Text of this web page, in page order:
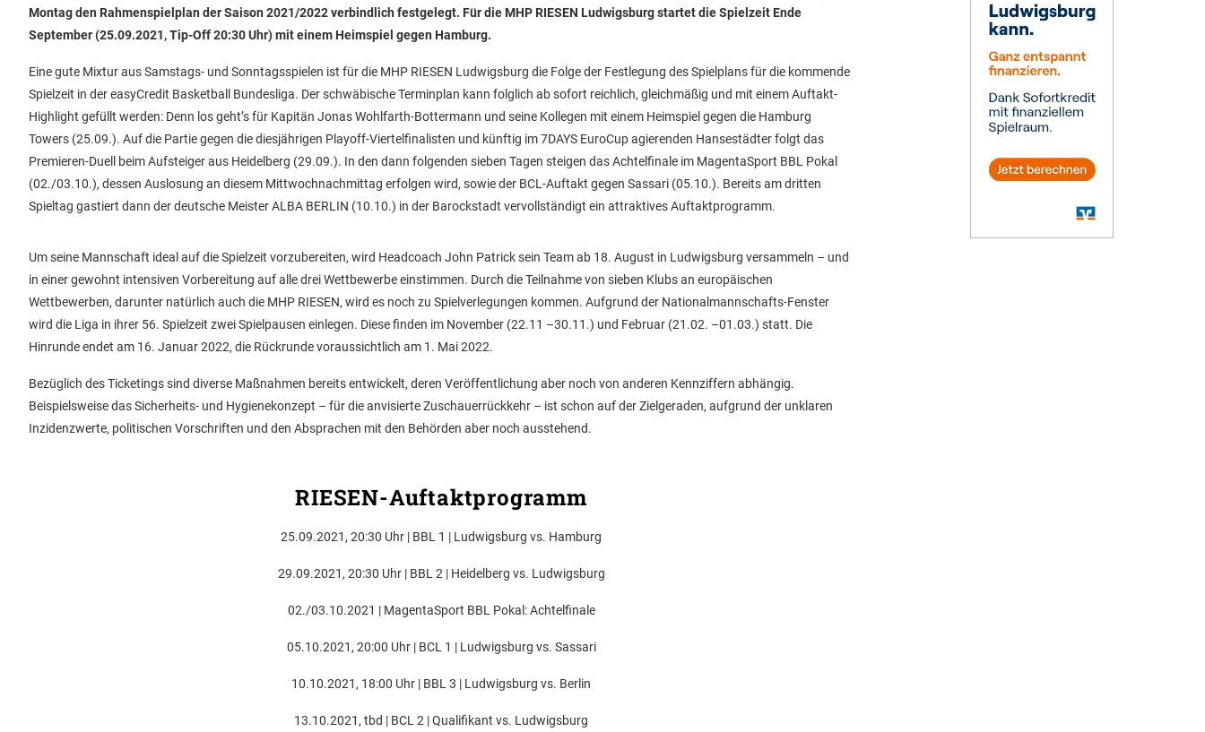
Montag den Rahmenspielplan der Saison 2021/2022 verbindlich festgelegt. Für die MHP RIESEN Ludwigsburg startet die Spielzeit Ende
September (25.09.2021, Tip-Off 20:30 Uhr) mit einem Heimspiel gegen Hamburg.
Eine gute Mixtur aus Samstags- und Sonntagsspielen ist für die MHP RIESEN Ludwigsburg die Folge der Festlegung des Spielplans für die kommende
Spielzeit in der easyCredit Basketball Bundesliga. Der schwäbische Terminplan kann folglich ab sofort reichlich, gleichmäßig und mit einem Auftakt-
Highlight gefüllt werden: Denn los geht’s für Kapitän Jonas Wohlfarth-Bottermann und seine Kollegen mit einem Heimspiel gegen die Hamburg
Towers (25.09.). Auf die Partie gegen die diesjährigen Playoff-Viertelfinalisten und künftig im 7DAYS EuroCup agierenden Hansestädter folgt das
Premieren-Duell beim Aufsteiger aus Heidelberg (29.09.). In den dann folgenden sieben Tagen steigen das Achtelfinale im MagentaSport BBL Pokal
(02./03.10.), dessen Auslosung an diesem Mittwochnachmittag erfolgen wird, sowie der BCL-Auftakt gegen Sassari (05.10.). Bereits am dritten
Spieltag gastiert dann der deutsche Meister ALBA BERLIN (10.10.) in der Barockstadt vervollständigt ein attraktives Auftaktprogramm.
Um seine Mannschaft ideal auf die Spielzeit vorzubereiten, wird Headcoach John Patrick sein Team ab 18. August in Ludwigsburg versammeln – und
in einer gewohnt intensiven Vorbereitung auf alle drei Wettbewerbe einstimmen. Durch die Teilnahme von sieben Klubs an europäischen
Wettbewerben, darunter natürlich auch die MHP RIESEN, wird es noch zu Spielverlegungen kommen. Aufgrund der Nationalmannschafts-Fenster
wird die Liga in ihrer 56. Spielzeit zwei Spielpausen einlegen. Diese finden im November (22.11 –30.11.) und Februar (21.02. –01.03.) statt. Die
Hinrunde endet am 16. Januar 2022, die Rückrunde voraussichtlich am 1. Mai 2022.
Bezüglich des Ticketings sind diverse Maßnahmen bereits entwickelt, deren Veröffentlichung aber noch von anderen Kennziffern abhängig.
Beispielsweise das Sicherheits- und Hygienekonzept – für die anvisierte Zuschauerrückkehr – ist schon auf der Zielgeraden, aufgrund der unklaren
Inzidenzwerte, politischen Vorschriften und den Absprachen mit den Behörden aber noch ausstehend.
RIESEN-Auftaktprogramm
25.09.2021, 20:30 Uhr | BBL 1 | Ludwigsburg vs. Hamburg
29.09.2021, 20:30 Uhr | BBL 2 | Heidelberg vs. Ludwigsburg
02./03.10.2021 | MagentaSport BBL Pokal: Achtelfinale
05.10.2021, 20:00 Uhr | BCL 1 | Ludwigsburg vs. Sassari
10.10.2021, 18:00 Uhr | BBL 3 | Ludwigsburg vs. Berlin
13.10.2021, tbd | BCL 2 | Qualifikant vs. Ludwigsburg